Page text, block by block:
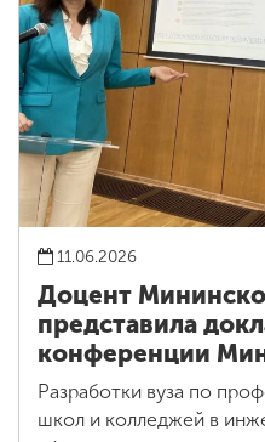
11.06.2026
Доцент
представила
конференции
Разработки вуза по
школ и колледжей в